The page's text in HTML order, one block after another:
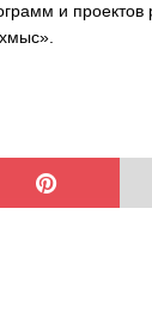
и